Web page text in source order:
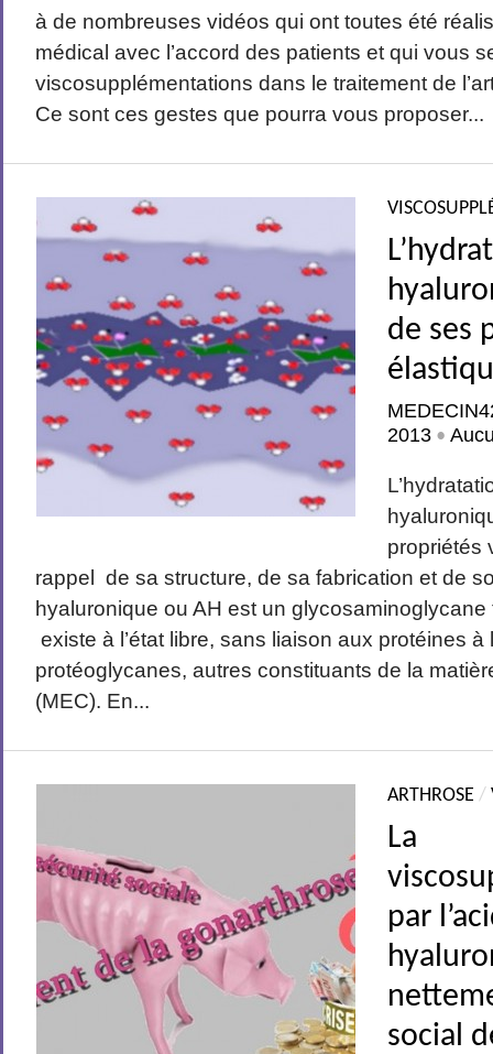
à de nombreuses vidéos qui ont toutes été
médical avec l’accord des patients et qui vous
viscosupplémentations dans le traitement de
Ce sont ces gestes que pourra vous proposer...
de ses
2013 •
propriétés
rappel de sa structure, de sa fabrication et de
hyaluronique ou AH est un glycosaminoglycane
existe à l’état libre, sans liaison aux protéines
protéoglycanes, autres constituants de la
(MEC). En...
ARTHROSE /
La
par
social